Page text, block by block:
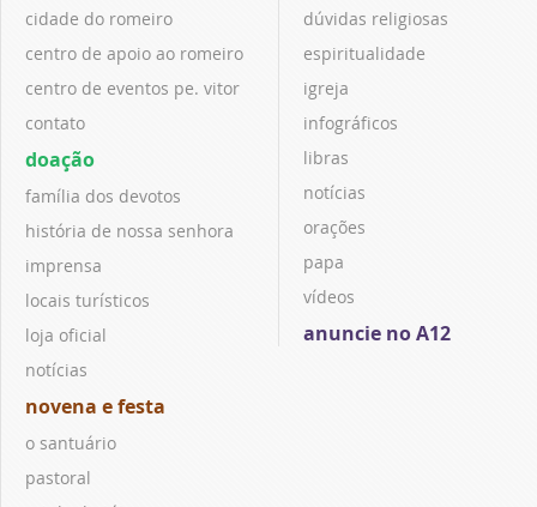
cidade do romeiro
centro de apoio ao romeiro
centro de eventos pe. vitor
contato
doação
família dos devotos
história de nossa senhora
imprensa
locais turísticos
loja oficial
notícias
novena e festa
o santuário
pastoral
dúvidas religiosas
espiritualidade
igreja
infográficos
libras
notícias
orações
papa
vídeos
anuncie no A12